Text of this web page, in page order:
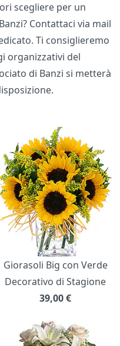
scegliere per un
Contattaci via mail
Ti consiglieremo
organizzativi del
di Banzi si metterà
Giorasoli Big con Verde
Decorativo di Stagione
39,00€